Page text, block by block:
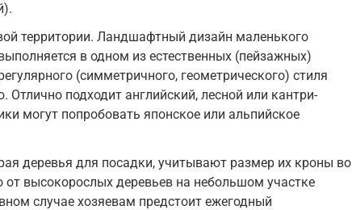
территории. Ландшафтный дизайн маленького
в одном из естественных (пейзажных)
(симметричного, геометрического) стиля
Отлично подходит английский, лесной или кантри-
могут попробовать японское или альпийское
деревья для посадки, учитывают размер их кроны во
высокорослых деревьев на небольшом участке
случае хозяевам предстоит ежегодный